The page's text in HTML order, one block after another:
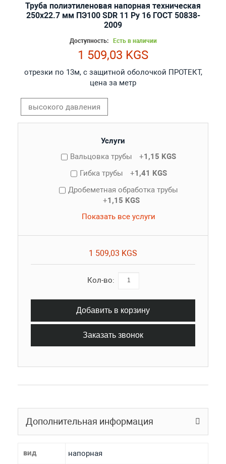
Труба полиэтиленовая напорная техническая
250х22.7 мм ПЭ100 SDR 11 Ру 16 ГОСТ 50838-
2009
Доступность: Есть в наличии
1 509,03 KGS
отрезки по 13м, с защитной оболочкой ПРОТЕКТ,
цена за метр
высокого давления
Услуги
Вальцовка трубы
+1,15 KGS
Гибка трубы
+1,41 KGS
Дробеметная обработка трубы
+1,15 KGS
Показать все услуги
1 509,03 KGS
Кол-во:
Добавить в корзину
Заказать звонок
Дополнительная информация
вид напорная